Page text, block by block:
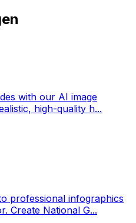
with our AI image
high-quality h...
professional infographics
Create National G...